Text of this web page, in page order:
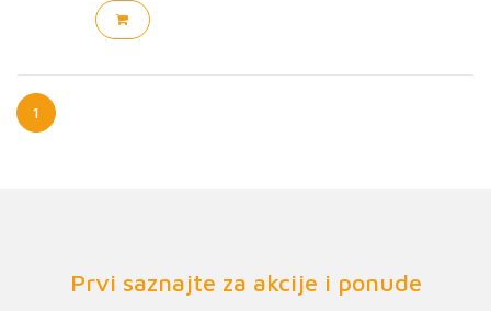
1
Prvi saznajte za akcije i ponude